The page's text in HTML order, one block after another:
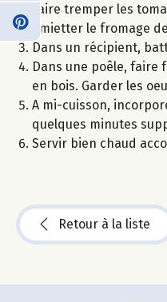
Faire tremper les
Émietter le fromage
Dans un récipient,
Dans une poêle, faire
en bois. Garder les
A mi-cuisson,
quelques minutes
Servir bien chaud
Retour à la liste